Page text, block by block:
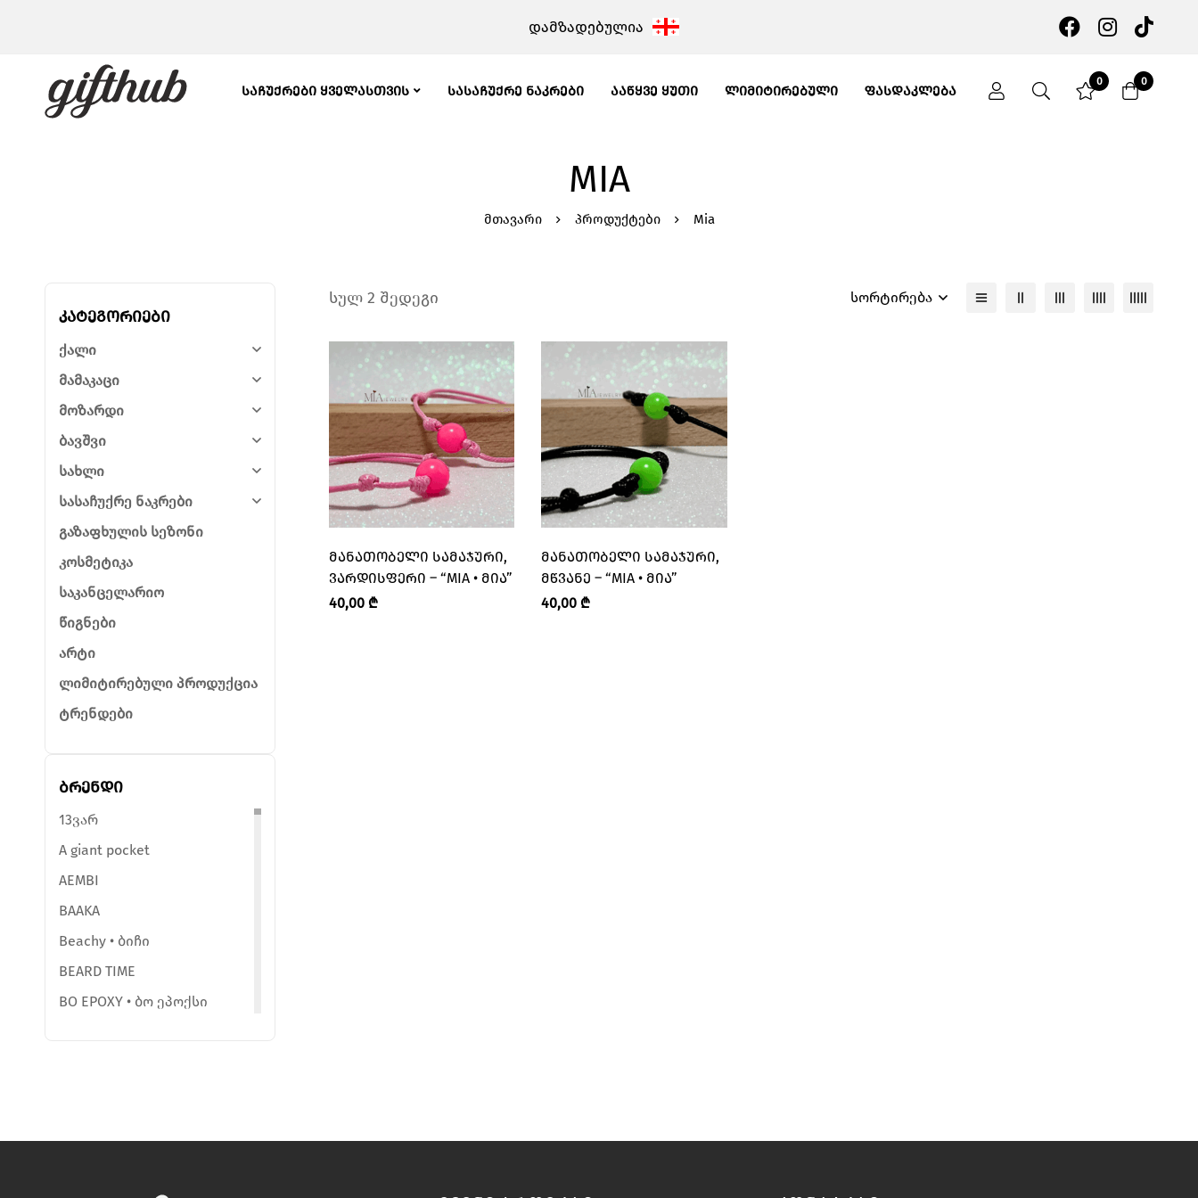
დამზადებულია
ᲡᲐᲩᲣᲥᲠᲔᲑᲘ ᲧᲕᲔᲚᲐᲡᲗᲕᲘᲡ ᲡᲐᲡᲐᲩᲣᲥᲠᲔ ᲜᲐᲙᲠᲔᲑᲘ ᲐᲐᲬᲧᲕᲔ ᲧᲣᲗᲘ ᲚᲘᲛᲘᲢᲘᲠᲔᲑᲣᲚᲘ ᲤᲐᲡᲓᲐᲙᲚᲔᲑᲐ
0 0
MIA
მთავარი პროდუქტები Mia
კატეგორიები
ქალი
მამაკაცი
მოზარდი
ბავშვი
სახლი
სასაჩუქრე ნაკრები
გაზაფხულის სეზონი
კოსმეტიკა
საკანცელარიო
წიგნები
არტი
ლიმიტირებული პროდუქცია
ტრენდები
ბრენდი
13ვარ
A giant pocket
AEMBI
BAAKA
Beachy • ბიჩი
BEARD TIME
BO EPOXY • ბო ეპოქსი
სულ 2 შედეგი სორტირება
ᲛᲐᲜᲐᲗᲝᲑᲔᲚᲘ ᲡᲐᲛᲐᲯᲣᲠᲘ,
ᲕᲐᲠᲓᲘᲡᲤᲔᲠᲘ – “MIA • ᲛᲘᲐ”
40,00 ₾
ᲛᲐᲜᲐᲗᲝᲑᲔᲚᲘ ᲡᲐᲛᲐᲯᲣᲠᲘ,
ᲛᲬᲕᲐᲜᲔ – “MIA • ᲛᲘᲐ”
40,00 ₾